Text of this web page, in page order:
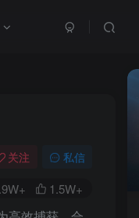
关注 私信
1.5W+